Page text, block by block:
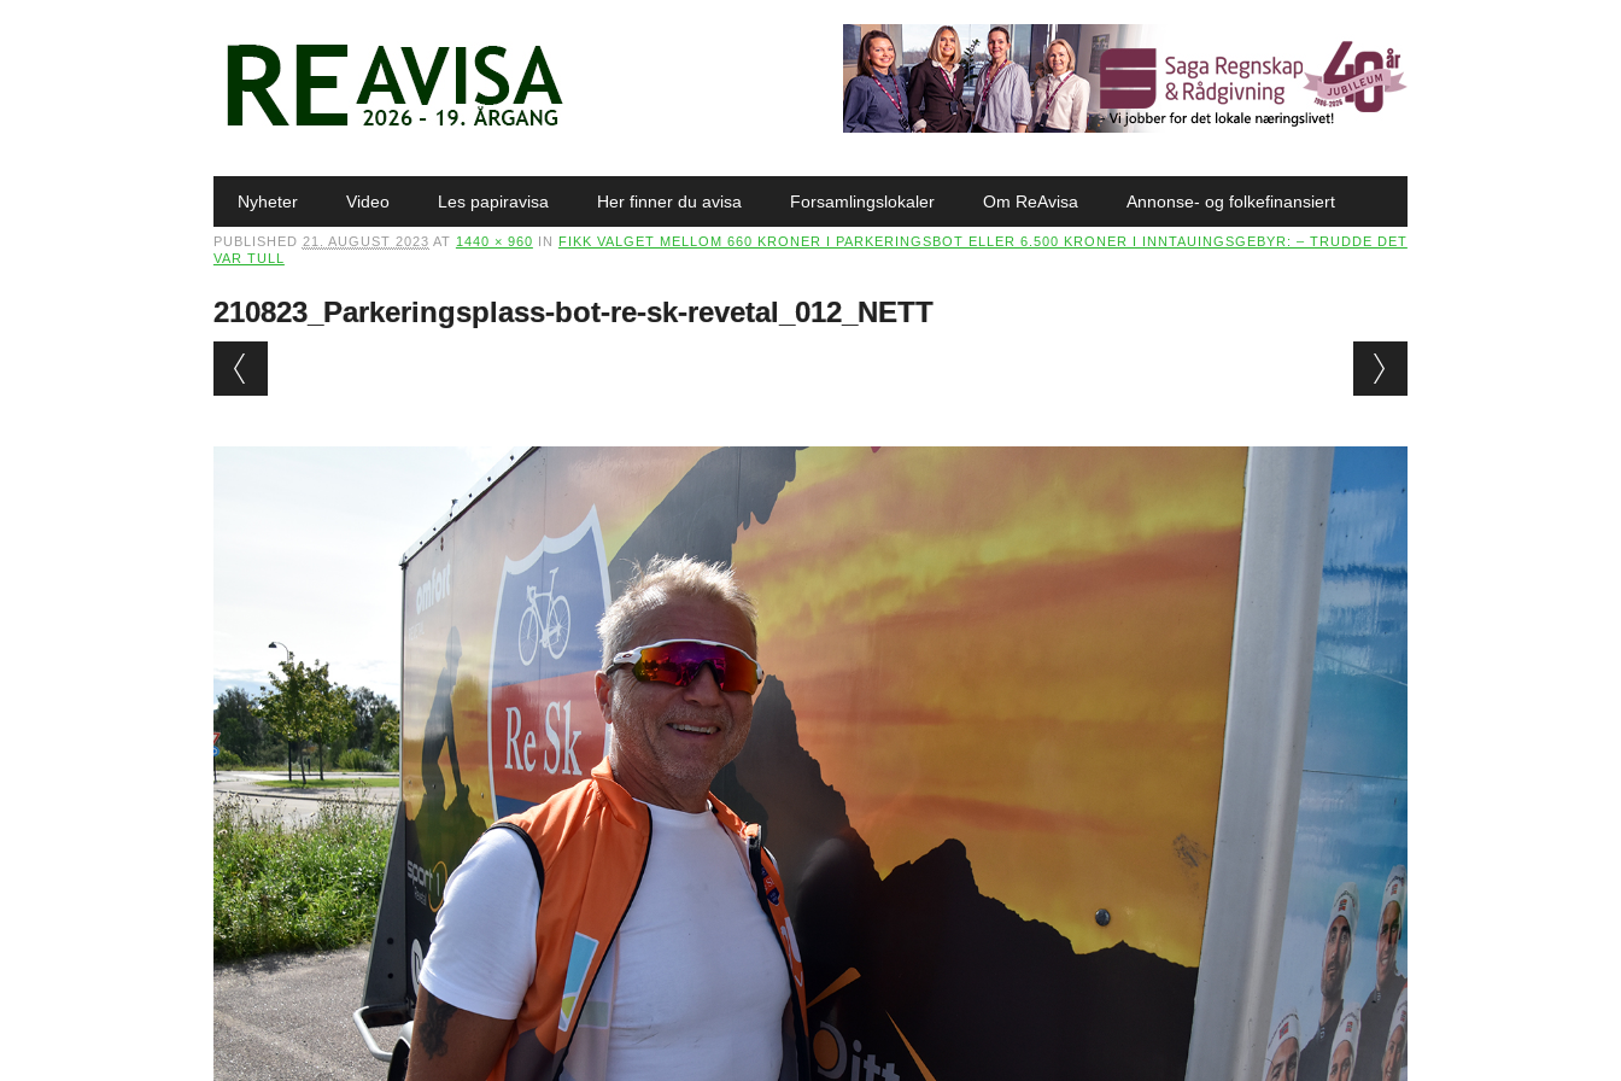
Main menu
Nyheter Video Les papiravisa Her finner du avisa Forsamlingslokaler Om ReAvisa Annonse- og folkefinansiert
PUBLISHED 21. AUGUST 2023 AT 1440 × 960 IN FIKK VALGET MELLOM 660 KRONER I PARKERINGSBOT ELLER 6.500 KRONER I INNTAUINGSGEBYR: – TRUDDE DET
VAR TULL
210823_Parkeringsplass-bot-re-sk-revetal_012_NETT